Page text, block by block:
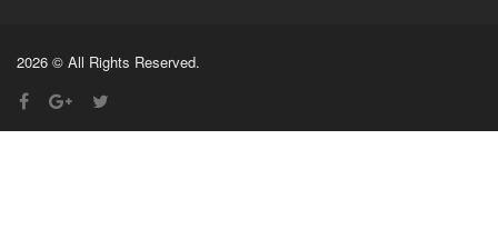
2026 © All Rights Reserved.